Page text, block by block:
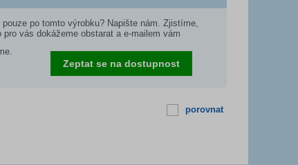
pouze po tomto výrobku? Napište nám. Zjistíme,
pro vás dokážeme obstarat a e-mailem vám
Zeptat se na dostupnost
porovnat